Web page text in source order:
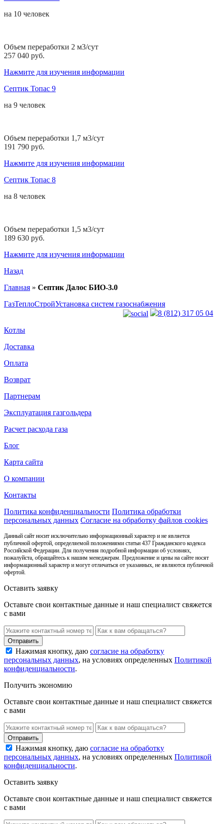
на 10 человек
Объем переработки 2 м3/сут
257 040 руб.
Нажмите для изучения информации
Септик Топас 9
на 9 человек
Объем переработки 1,7 м3/сут
191 790 руб.
Нажмите для изучения информации
Септик Топас 8
на 8 человек
Объем переработки 1,5 м3/сут
189 630 руб.
Нажмите для изучения информации
Назад
Главная » Септик Далос БИО-3.0
ГазТеплоСтройУстановка систем газоснабжения
8 (812) 317 05 04
Котлы
Доставка
Оплата
Возврат
Партнерам
Эксплуатация газгольдера
Расчет расхода газа
Блог
Карта сайта
О компании
Контакты
Политика конфиденциальности Политика обработки
персональных данных Согласие на обработку файлов cookies
Данный сайт носит исключительно информационный характер и не является
публичной офертой, определяемой положениями статьи 437 Гражданского кодекса
Российской Федерации. Для получения подробной информации об условиях,
пожалуйста, обращайтесь к нашим менеджерам. Предложение и цены на сайте носят
информационный характер и могут отличаться от указанных, не являются публичной
офертой.
Оставить заявку
Оставьте свои контактные данные и наш специалист свяжется
с вами
Нажимая кнопку, даю согласие на обработку
персональных данных, на условиях определенных Политикой
конфиденциальности.
Получить экономию
Оставьте свои контактные данные и наш специалист свяжется
с вами
Нажимая кнопку, даю согласие на обработку
персональных данных, на условиях определенных Политикой
конфиденциальности.
Оставить заявку
Оставьте свои контактные данные и наш специалист свяжется
с вами